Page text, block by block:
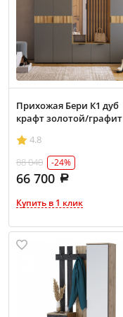
Прихожая Бери К1 дуб
крафт золотой/графит
4.8
88 040
-24%
66 700
Купить в 1 клик